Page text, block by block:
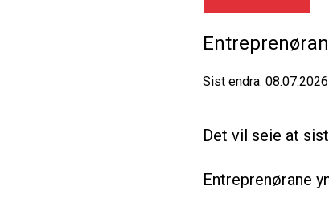
Sist endra
Det vil seie at
Entreprenørane